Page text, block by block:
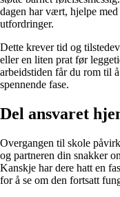
dagen har vært, hjelpe
utfordringer.
Dette krever tid og
eller en liten prat før
arbeidstiden får du rom til
spennende fase.
Del ansvaret
Overgangen til skole
og partneren din snakker
Kanskje har dere hatt en
for å se om den fortsatt